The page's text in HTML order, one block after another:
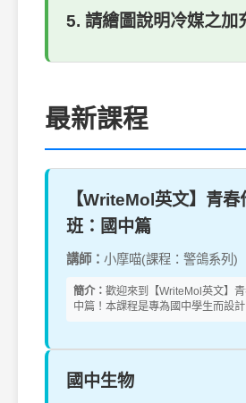
5. 請繪圖說明冷媒之加
最新課程
【WriteMol英文】青
班：國中篇
講師： 小摩喵(課程：警鴿系列)
簡介： 歡迎來到【WriteMol英文】
中篇！本課程是專為國中學生而設
國中生物